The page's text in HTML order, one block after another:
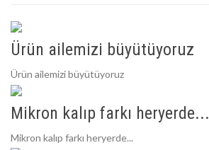
Ürün ailemizi büyütüyoruz
Ürün ailemizi büyütüyoruz
Mikron kalıp farkı heryerde...
Mikron kalıp farkı heryerde...